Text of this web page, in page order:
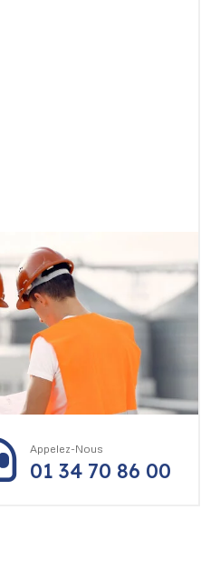
Appelez-Nous
01 34 70 86 00